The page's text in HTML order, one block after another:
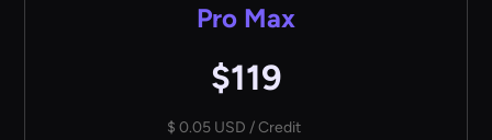
Pro Max
$119
$ 0.05 USD / Credit